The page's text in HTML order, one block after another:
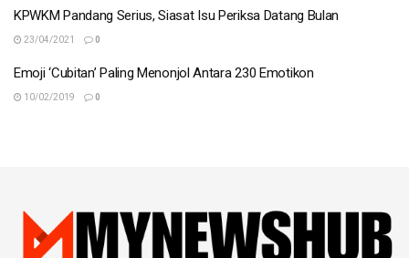
KPWKM Pandang Serius, Siasat Isu Periksa Datang Bulan
23/04/2021 0
Emoji ‘Cubitan’ Paling Menonjol Antara 230 Emotikon
10/02/2019 0